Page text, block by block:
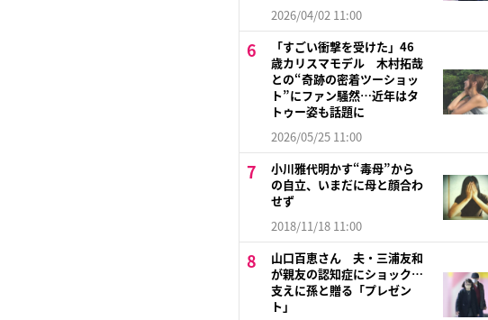
2026/04/02 11:00
「すごい衝撃を受けた」46
歳カリスマモデル 木村拓哉
との“奇跡の密着ツーショッ
ト”にファン騒然…近年はタ
トゥー姿も話題に
2026/05/25 11:00
小川雅代明かす“毒母”から
の自立、いまだに母と顔合わ
せず
2018/11/18 11:00
山口百恵さん 夫・三浦友和
が親友の認知症にショック…
支えに孫と贈る「プレゼン
ト」